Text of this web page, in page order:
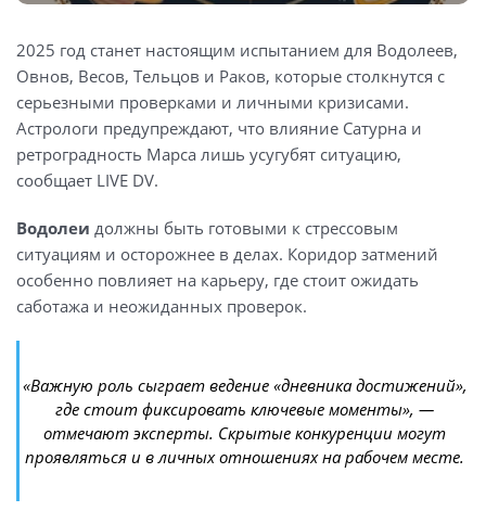
2025 год станет настоящим испытанием для Водолеев,
Овнов, Весов, Тельцов и Раков, которые столкнутся с
серьезными проверками и личными кризисами.
Астрологи предупреждают, что влияние Сатурна и
ретроградность Марса лишь усугубят ситуацию,
сообщает LIVE DV.
Водолеи должны быть готовыми к стрессовым
ситуациям и осторожнее в делах. Коридор затмений
особенно повлияет на карьеру, где стоит ожидать
саботажа и неожиданных проверок.
«Важную роль сыграет ведение «дневника достижений»,
где стоит фиксировать ключевые моменты», —
отмечают эксперты. Скрытые конкуренции могут
проявляться и в личных отношениях на рабочем месте.